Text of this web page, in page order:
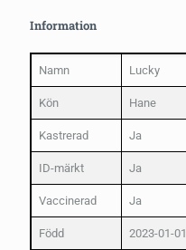
Information
Namn Lucky
Kön Hane
Kastrerad Ja
ID-märkt Ja
Vaccinerad Ja
Född 2023-01-01